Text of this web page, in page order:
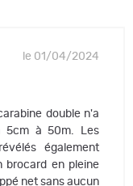
le 01/04/2024
double n'a
5cm à 50m. Les
également
brocard en pleine
net sans aucun